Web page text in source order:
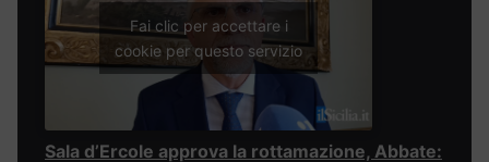
Fai clic per accettare i
cookie per questo servizio
Sala d’Ercole approva la rottamazione, Abbate: